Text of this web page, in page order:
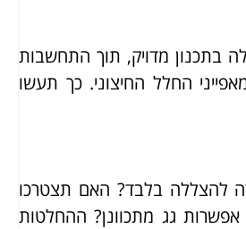
בתכנון מדויק, תוך התחשבות
החלל החיצוני. כך תעשו
להצללה בלבד? האם תצטרכו
אפשרות גג מתכוונן? ההחלטות